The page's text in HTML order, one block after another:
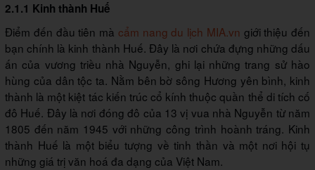
2.1.1 Kinh thành Huế
Điểm đến đầu tiên mà cẩm nang du lịch MIA.vn giới thiệu đến
bạn chính là kinh thành Huế. Đây là nơi chứa đựng những dấu
ấn của vương triều nhà Nguyễn, ghi lại những trang sử hào
hùng của dân tộc ta. Nằm bên bờ sông Hương yên bình, kinh
thành là một kiệt tác kiến trúc cổ kính thuộc quần thể di tích cố
đô Huế. Đây là nơi đóng đô của 13 vị vua nhà Nguyễn từ năm
1805 đến năm 1945 với những công trình hoành tráng. Kinh
thành Huế là một biểu tượng về tinh thần và một nơi hội tụ
những giá trị văn hoá đa dạng của Việt Nam.